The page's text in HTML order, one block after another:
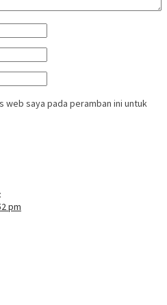
web saya pada peramban ini untuk
pm